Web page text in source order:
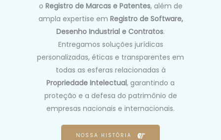
o Registro de Marcas e Patentes, além de
ampla expertise em Registro de Software,
Desenho Industrial e Contratos.
Entregamos soluções jurídicas
personalizadas, éticas e transparentes em
todas as esferas relacionadas à
Propriedade Intelectual, garantindo a
proteção e a defesa do patrimônio de
empresas nacionais e internacionais.
NOSSA HISTÓRIA